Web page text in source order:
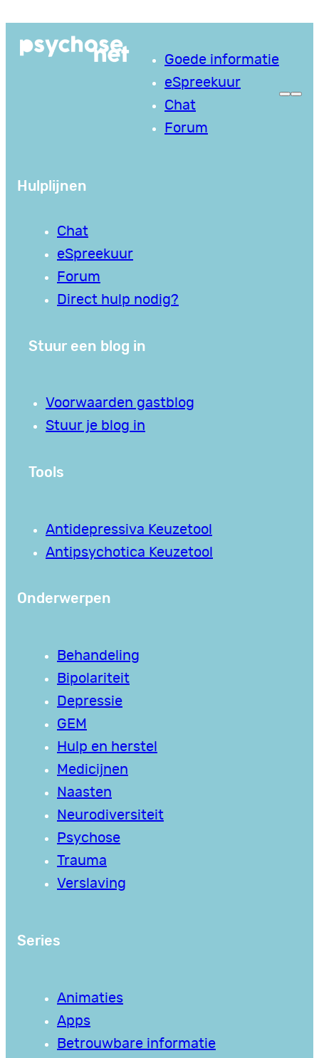
naar
Goede informatie
eSpreekuur
Chat
Forum
Hulplijnen
Chat
eSpreekuur
Forum
Direct hulp nodig?
Stuur een blog in
Voorwaarden gastblog
Stuur je blog in
Tools
Antidepressiva Keuzetool
Antipsychotica Keuzetool
Onderwerpen
Behandeling
Bipolariteit
Depressie
GEM
Hulp en herstel
Medicijnen
Naasten
Neurodiversiteit
Psychose
Trauma
Verslaving
Series
Animaties
Apps
Betrouwbare informatie